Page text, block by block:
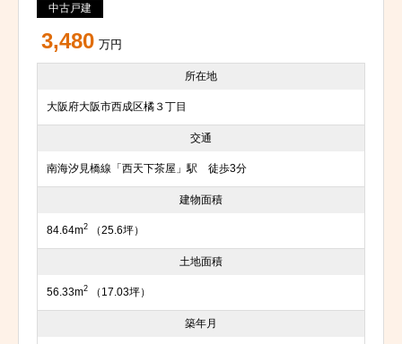
中古戸建
3,480 万円
所在地
大阪府大阪市西成区橘３丁目
交通
南海汐見橋線「西天下茶屋」駅 徒歩3分
建物面積
84.64m2 （25.6坪）
土地面積
56.33m2 （17.03坪）
築年月